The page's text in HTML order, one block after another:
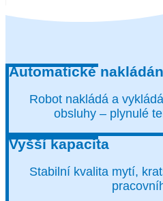
Automatické
Robot nakládá a
obsluhy – plynulé
Vyšší kapacita
Stabilní kvalita mytí,